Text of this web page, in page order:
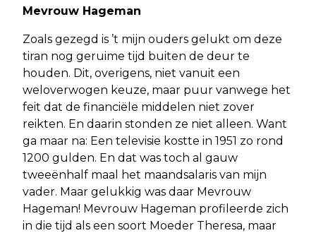
Mevrouw Hageman
Zoals gezegd is ’t mijn ouders gelukt om deze
tiran nog geruime tijd buiten de deur te
houden. Dit, overigens, niet vanuit een
weloverwogen keuze, maar puur vanwege het
feit dat de financiële middelen niet zover
reikten. En daarin stonden ze niet alleen. Want
ga maar na: Een televisie kostte in 1951 zo rond
1200 gulden. En dat was toch al gauw
tweeënhalf maal het maandsalaris van mijn
vader. Maar gelukkig was daar Mevrouw
Hageman! Mevrouw Hageman profileerde zich
in die tijd als een soort Moeder Theresa, maar